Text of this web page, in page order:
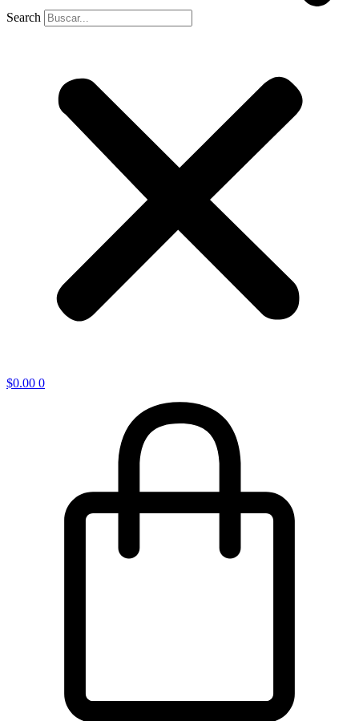
Search
$0.00 0